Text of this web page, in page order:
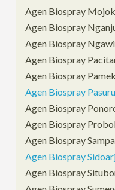
Agen Biospray
Agen Biospray
Agen Biospray Ngawi
Agen Biospray
Agen Biospray
Agen Biospray
Agen Biospray
Agen Biospray
Agen Biospray
Agen Biospray
Agen Biospray